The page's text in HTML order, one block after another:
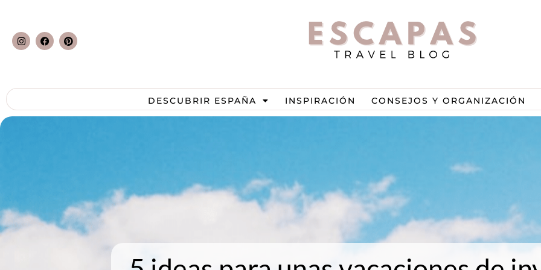
DESCUBRIR ESPAÑA INSPIRACIÓN CONSEJOS Y ORGANIZACIÓN